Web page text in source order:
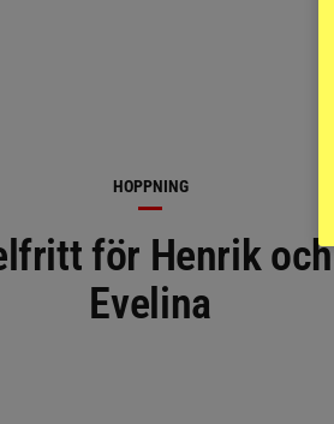
HOPPNING
för Henrik och
Evelina